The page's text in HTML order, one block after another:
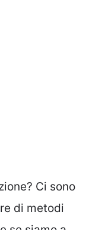
Ci sono
di metodi